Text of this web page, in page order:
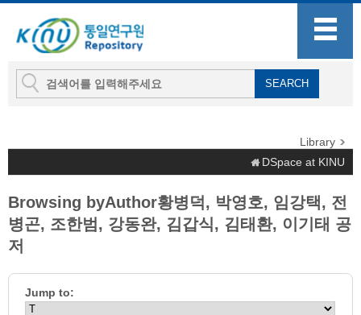
Library
DSpace at KINU
Browsing byAuthor황병덕, 박영호, 임강택, 전
병곤, 조한범, 강동완, 김갑식, 김태환, 이기태 공
저
Jump to: